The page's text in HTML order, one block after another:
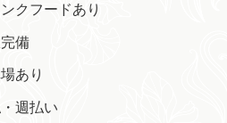
ンクフードあり
備
あり
週払い